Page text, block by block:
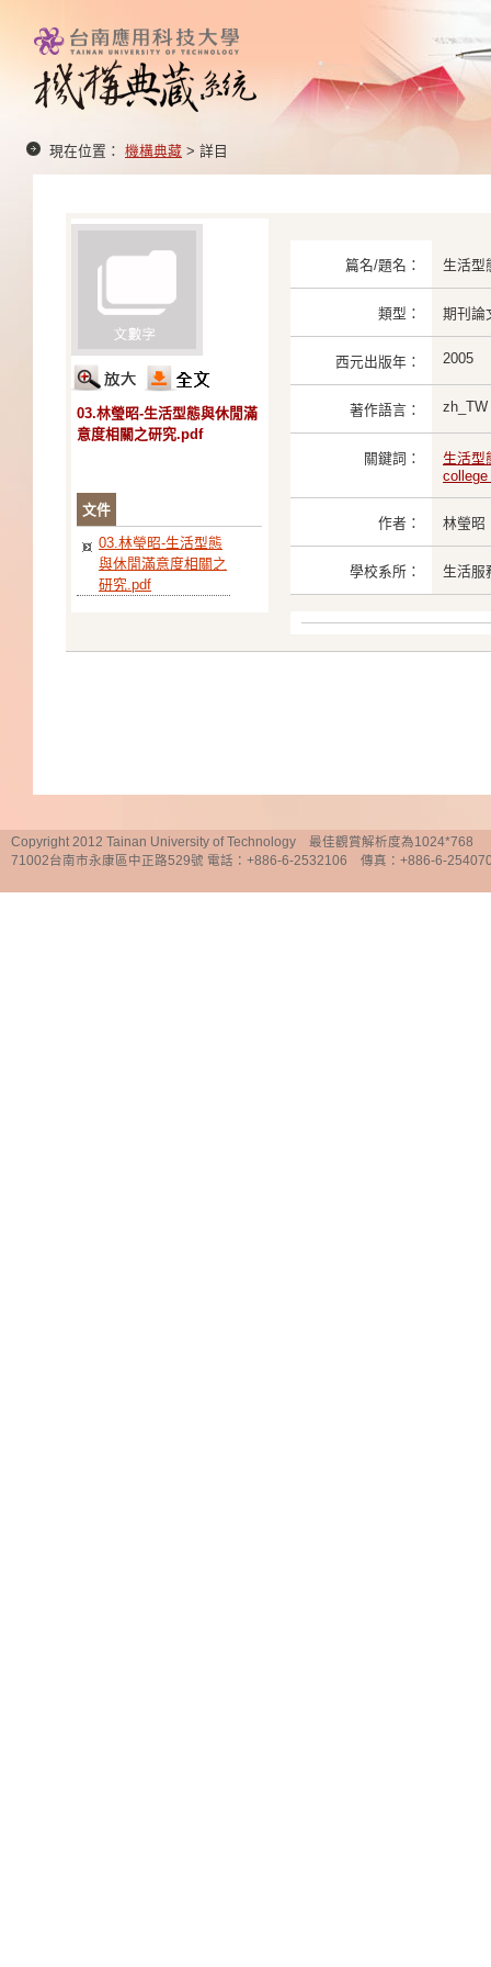
現在位置： 機構典藏 > 詳目
03.林瑩昭-生活型態與休閒滿
意度相關之研究.pdf
文件
03.林瑩昭-生活型態
與休閒滿意度相關之
研究.pdf
篇名/題名： 生活型
類型： 期刊論
西元出版年： 2005
著作語言： zh_TW
關鍵詞：
生活型
作者： 林瑩昭
學校系所： 生活服
Copyright 2012 Tainan University of Technology 最佳觀賞解析度為1024*768
71002台南市永康區中正路529號 電話：+886-6-2532106 傳真：+886-6-